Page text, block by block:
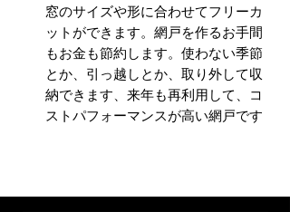
窓のサイズや形に合わせてフリーカ
ットができます。網戸を作るお手間
もお金も節約します。使わない季節
とか、引っ越しとか、取り外して収
納できます、来年も再利用して、コ
ストパフォーマンスが高い網戸です